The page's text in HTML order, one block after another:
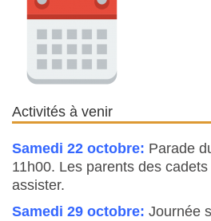
Activités à venir
Samedi 22 octobre: Parade
11h00. Les parents des
assister.
Samedi 29 octobre: Journée